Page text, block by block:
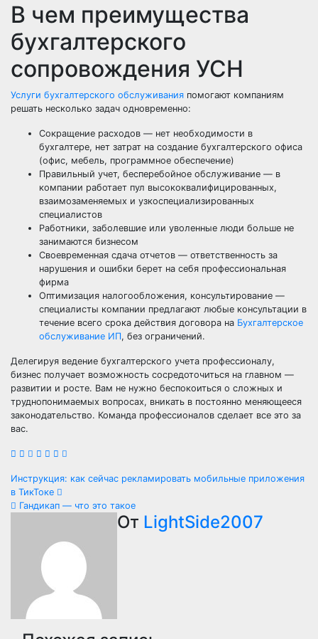
В чем преимущества
бухгалтерского
сопровождения УСН
Услуги бухгалтерского обслуживания помогают компаниям
решать несколько задач одновременно:
Сокращение расходов — нет необходимости в
бухгалтере, нет затрат на создание бухгалтерского офиса
(офис, мебель, программное обеспечение)
Правильный учет, бесперебойное обслуживание — в
компании работает пул высококвалифицированных,
взаимозаменяемых и узкоспециализированных
специалистов
Работники, заболевшие или уволенные люди больше не
занимаются бизнесом
Своевременная сдача отчетов — ответственность за
нарушения и ошибки берет на себя профессиональная
фирма
Оптимизация налогообложения, консультирование —
специалисты компании предлагают любые консультации в
течение всего срока действия договора на Бухгалтерское
обслуживание ИП, без ограничений.
Делегируя ведение бухгалтерского учета профессионалу,
бизнес получает возможность сосредоточиться на главном —
развитии и росте. Вам не нужно беспокоиться о сложных и
труднопонимаемых вопросах, вникать в постоянно меняющееся
законодательство. Команда профессионалов сделает все это за
вас.
Навигация
по
записям
Инструкция: как сейчас рекламировать мобильные приложения
в ТикТоке
Гандикап — что это такое
От LightSide2007